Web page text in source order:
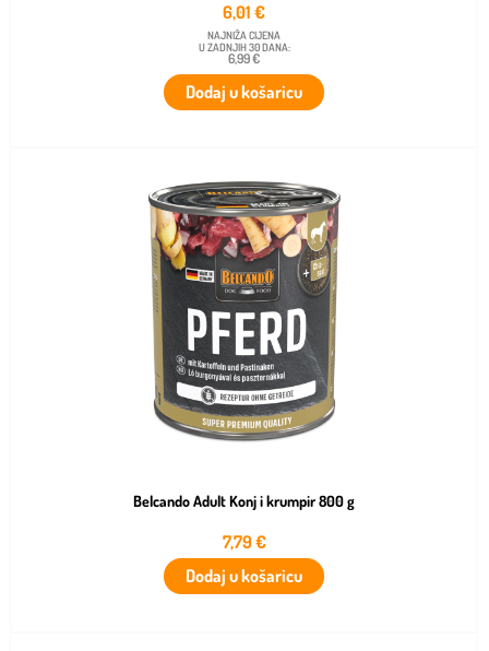
6,01 €
NAJNIŽA CIJENA
U ZADNJIH 30 DANA:
6,99 €
Dodaj u košaricu
Belcando Adult Konj i krumpir 800 g
7,79€
Dodaj u košaricu